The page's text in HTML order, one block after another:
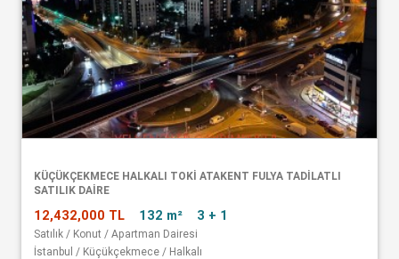
KÜÇÜKÇEKMECE HALKALI TOKİ ATAKENT FULYA TADİLATLI
SATILIK DAİRE
12,432,000 TL 132 m² 3 + 1
Satılık / Konut / Apartman Dairesi
İstanbul / Küçükçekmece / Halkalı